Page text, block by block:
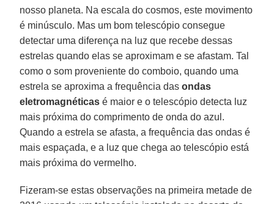
nosso planeta. Na escala do cosmos, este movimento
é minúsculo. Mas um bom telescópio consegue
detectar uma diferença na luz que recebe dessas
estrelas quando elas se aproximam e se afastam. Tal
como o som proveniente do comboio, quando uma
estrela se aproxima a frequência dasondas
eletromagnéticas é maior e o telescópio detecta luz
mais próxima do comprimento de onda do azul.
Quando a estrela se afasta, a frequência das ondas é
mais espaçada, e a luz que chega ao telescópio está
mais próxima do vermelho.
Fizeram-se estas observações na primeira metade de